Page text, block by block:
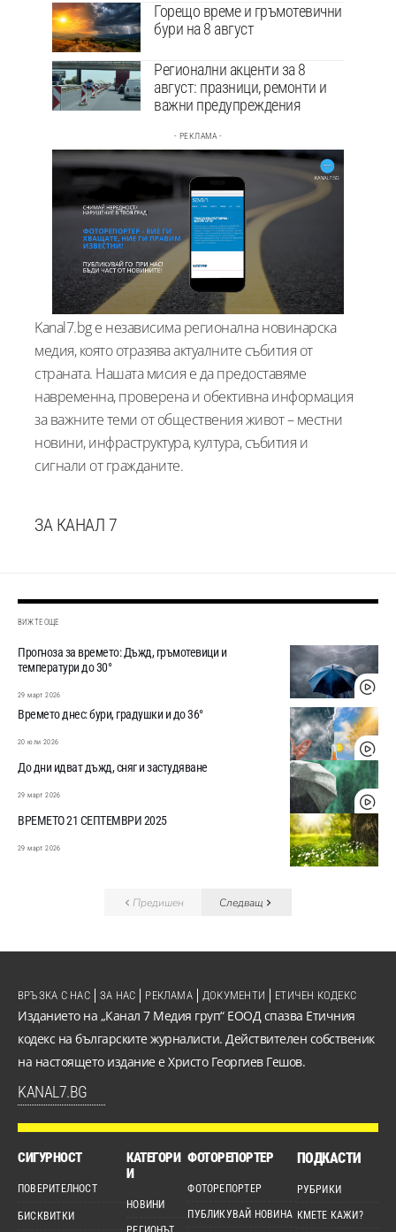
Горещо време и гръмотевични
бури на 8 август
Регионални акценти за 8
август: празници, ремонти и
важни предупреждения
- РЕКЛАМА -
Kanal7.bg е независима регионална новинарска
медия, която отразява актуалните събития от
страната. Нашата мисия е да предоставяме
навременна, проверена и обективна информация
за важните теми от обществения живот – местни
новини, инфраструктура, култура, събития и
сигнали от гражданите.
ЗА КАНАЛ 7
ВИЖТЕ ОЩЕ
Прогноза за времето: Дъжд, гръмотевици и
температури до 30°
29 март 2026
Времето днес: бури, градушки и до 36°
20 юли 2026
До дни идват дъжд, сняг и застудяване
29 март 2026
ВРЕМЕТО 21 СЕПТЕМВРИ 2025
29 март 2026
Предишен Следващ
Изданието на „Канал 7 Медия груп“ ЕООД спазва Етичния
кодекс на българските журналисти. Действителен собственик
на настоящето издание е Христо Георгиев Гешов.
KANAL7.BG
ВРЪЗКА С НАС ЗА НАС РЕКЛАМА ДОКУМЕНТИ ЕТИЧЕН КОДЕКС
СИГУРНОСТ
ПОВЕРИТЕЛНОСТ
БИСКВИТКИ
КАТЕГОРИ
И
НОВИНИ
ФОТОРЕПОРТЕР
ФОТОРЕПОРТЕР
ПУБЛИКУВАЙ НОВИНА
ПОДКАСТИ
РУБРИКИ
КМЕТЕ КАЖИ?